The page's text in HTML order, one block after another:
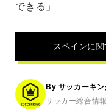
できる」
スペインに
By サッカーキン
サッカー総合情